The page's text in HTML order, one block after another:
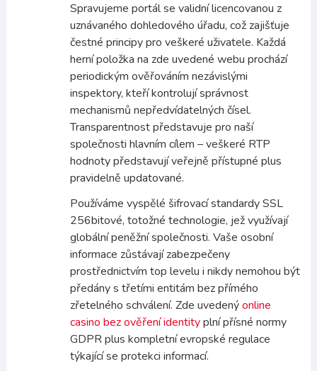
Spravujeme portál se validní licencovanou z
uznávaného dohledového úřadu, což zajišťuje
čestné principy pro veškeré uživatele. Každá
herní položka na zde uvedené webu prochází
periodickým ověřováním nezávislými
inspektory, kteří kontrolují správnost
mechanismů nepředvídatelných čísel.
Transparentnost představuje pro naší
společnosti hlavním cílem – veškeré RTP
hodnoty představují veřejně přístupné plus
pravidelně updatované.
Používáme vyspělé šifrovací standardy SSL
256bitové, totožné technologie, jež využívají
globální peněžní společnosti. Vaše osobní
informace zůstávají zabezpečeny
prostřednictvím top levelu i nikdy nemohou být
předány s třetími entitám bez přímého
zřetelného schválení. Zde uvedenýonline
casino bez ověření identityplní přísné normy
GDPR plus kompletní evropské regulace
týkající se protekci informací.